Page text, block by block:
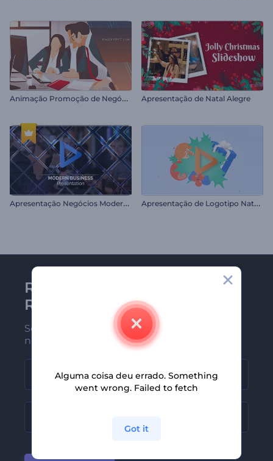
A
nimação Promoção de Negócios Apresentação de Natal Alegre
A
presentação Negócios Modernos A
presentação de Logotipo Natal Feliz
Receba a newsletter da
Renderforest
Seja um dos primeiros a receber
nossas últimas novidades e ofertas
Alguma coisa deu errado. Something
went wrong. Failed to fetch
Got it